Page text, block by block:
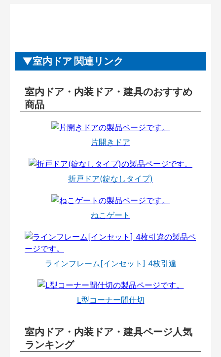
室内ドア 関連リンク
室内ドア・内装ドア・建具のおすすめ
商品
片開きドア
折戸ドア(錠なしタイプ)
ねこゲート
ラインフレーム[インセット] 4枚引違
L型コーナー間仕切
室内ドア・内装ドア・建具ページ人気
ランキング